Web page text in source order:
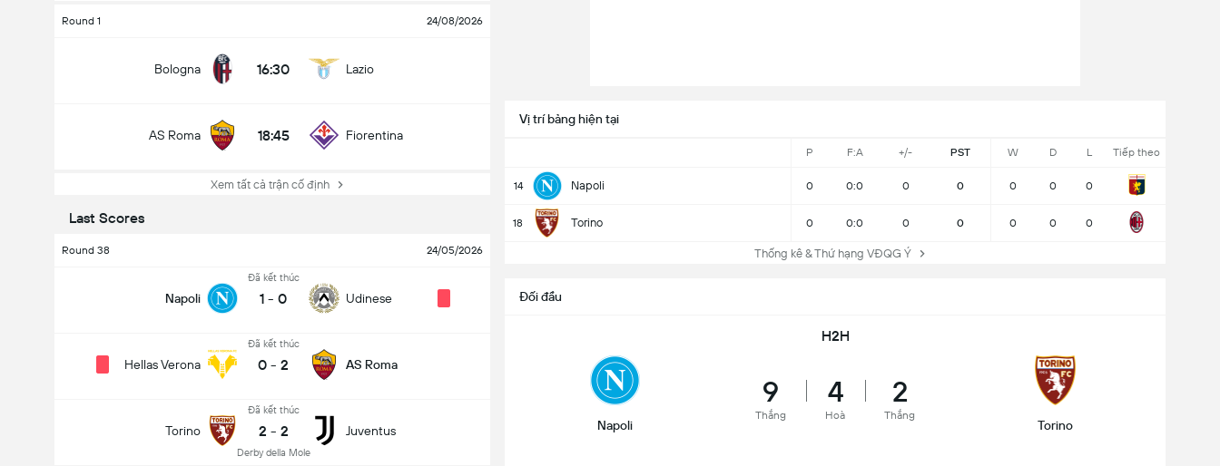
Round 1 24/08/2026
Bologna 16:30 Lazio
AS Roma 18:45 Fiorentina
Xem tất cả trận cố định
Last Scores
Round 38 24/05/2026
Napoli
Đã kết thúc
1 - 0 Udinese
Hellas Verona
Đã kết thúc
0 - 2 AS Roma
Torino
Đã kết thúc
2 - 2
Derby della Mole
Juventus
Vị trí bảng hiện tại
P F:A +/- PST W D L Tiếp theo
14 Napoli 0 0:0 0 0 0 0 0
18 Torino 0 0:0 0 0 0 0 0
Thống kê & Thứ hạng VĐQG Ý
Đối đầu
H2H
Napoli
9
Thắng
4
Hoà
2
Thắng
Torino